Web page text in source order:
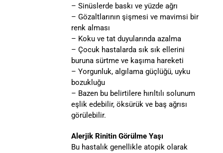
– Sinüslerde baskı ve yüzde ağrı
– Gözaltlarının şişmesi ve mavimsi bir
renk alması
– Koku ve tat duyularında azalma
– Çocuk hastalarda sık sık ellerini
buruna sürtme ve kaşıma hareketi
– Yorgunluk, algılama güçlüğü, uyku
bozukluğu
– Bazen bu belirtilere hırıltılı solunum
eşlik edebilir, öksürük ve baş ağrısı
görülebilir.
Alerjik Rinitin Görülme Yaşı
Bu hastalık genellikle atopik olarak